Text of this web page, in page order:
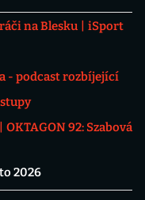
na Blesku
iSport
- podcast rozbíjející
OKTAGON 92: Szabová
2026